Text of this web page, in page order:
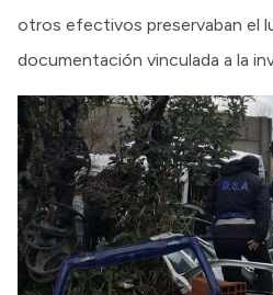
otros efectivos preservaban el
documentación vinculada a la